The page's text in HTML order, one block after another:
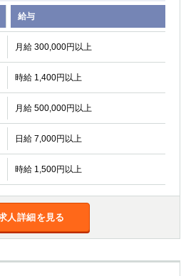
給与
月給 300,000円以上
時給 1,400円以上
月給 500,000円以上
日給 7,000円以上
時給 1,500円以上
人詳細を見る